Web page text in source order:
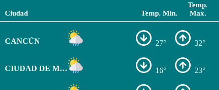
Ciudad Temp. Min.
Temp.
Max.
CANCÚN 27° 32°
CIUDAD DE MÉXICO 16° 23°